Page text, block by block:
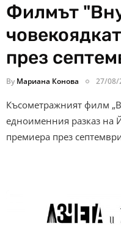
Филмът
през
By Мариана Конова 27/08/
Късометражният филм
едноименния разказ на
премиера през